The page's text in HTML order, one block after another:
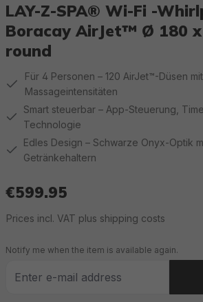
LAY-Z-SPA® Wi-Fi -
Boracay AirJet™ Ø 180 x
round
Für 4 Personen – 120 AirJet™-Düsen
Massageintensitäten
Smart steuerbar – App-Steuerung,
Technologie
Edles Design – Schwarze Onyx-Optik
Getränkehaltern
€599.95
Prices incl. VAT plus shipping costs
Notify me when the item is available again.